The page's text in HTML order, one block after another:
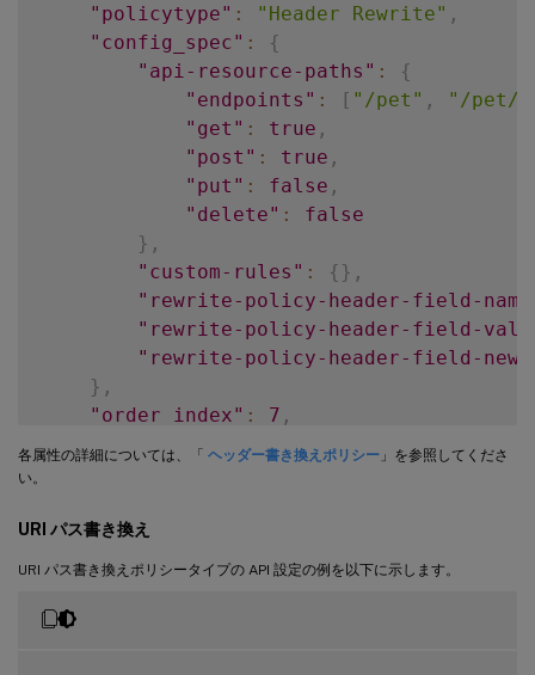
"policytype" : "Header Rewrite" ,
"config_spec" :
{
"api-resource-paths" :
{
"endpoints" : [ "/pet" ,
"/pet/
"get" : true ,
"post" : true ,
"put" : false ,
"delete" :
false
} ,
"custom-rules" : { } ,
"rewrite-policy-header-field-
"rewrite-policy-header-field-val"
"rewrite-policy-header-field-
} ,
"order_index" : 7 ,
"policy_name" :
"header_rewrite_pol"
各属性の詳細については、「 ヘッダー書き換えポリシー 」を参照してくださ
い。
URI パス書き換え
URI パス書き換えポリシータイプの API 設定の例を以下に示します。